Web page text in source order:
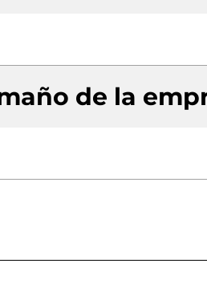
de la